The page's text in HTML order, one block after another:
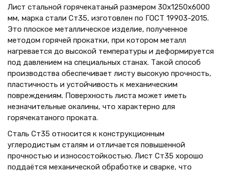
Лист стальной горячекатаный размером 30х1250х6000
мм, марка стали Ст35, изготовлен по ГОСТ 19903-2015.
Это плоское металлическое изделие, полученное
методом горячей прокатки, при котором металл
нагревается до высокой температуры и деформируется
под давлением на специальных станах. Такой способ
производства обеспечивает листу высокую прочность,
пластичность и устойчивость к механическим
повреждениям. Поверхность листа может иметь
незначительные окалины, что характерно для
горячекатаного проката.
Сталь Ст35 относится к конструкционным
углеродистым сталям и отличается повышенной
прочностью и износостойкостью. Лист Ст35 хорошо
поддаётся механической обработке и сварке, что